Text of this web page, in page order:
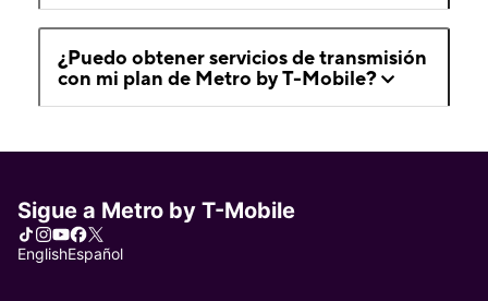
¿Puedo obtener servicios de transmisión
con mi plan de Metro by T-Mobile?